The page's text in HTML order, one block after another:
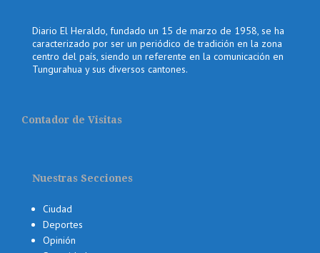
Diario El Heraldo, fundado un 15 de marzo de 1958, se ha
caracterizado por ser un periódico de tradición en la zona
centro del país, siendo un referente en la comunicación en
Tungurahua y sus diversos cantones.
Contador de Visitas
Nuestras Secciones
Ciudad
Deportes
Opinión